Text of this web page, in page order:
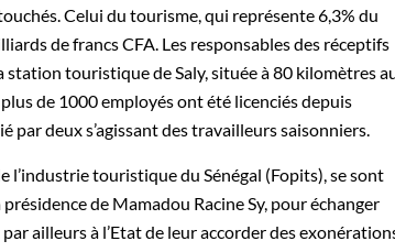
Celui du tourisme, qui représente 6,3% du
de francs CFA. Les responsables des réceptifs
touristique de Saly, située à 80 kilomètres
de 1000 employés ont été licenciés depuis
par deux s’agissant des travailleurs saisonniers.
l’industrie touristique du Sénégal (Fopits), se sont
de Mamadou Racine Sy, pour échanger
ailleurs à l’Etat de leur accorder des